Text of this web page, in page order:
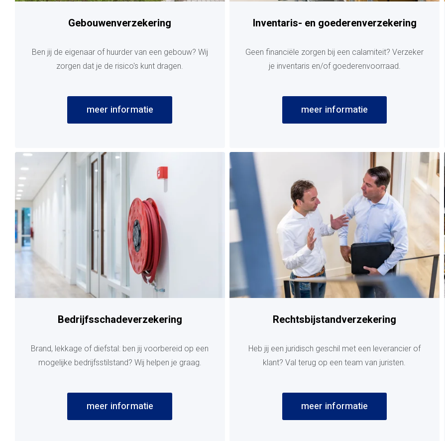
Gebouwenverzekering
Ben jij de eigenaar of huurder van een gebouw? Wij
zorgen dat je de risico's kunt dragen.
meer informatie
Inventaris- en goederenverzekering
Geen financiële zorgen bij een calamiteit? Verzeker
je inventaris en/of goederenvoorraad.
meer informatie
Bedrijfsschadeverzekering
Brand, lekkage of diefstal: ben jij voorbereid op een
mogelijke bedrijfsstilstand? Wij helpen je graag.
meer informatie
Rechtsbijstandverzekering
Heb jij een juridisch geschil met een leverancier of
klant? Val terug op een team van juristen.
meer informatie